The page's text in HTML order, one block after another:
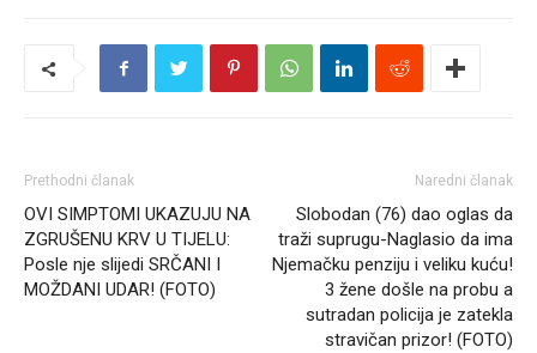
Prethodni članak
OVI SIMPTOMI UKAZUJU NA
ZGRUŠENU KRV U TIJELU:
Posle nje slijedi SRČANI I
MOŽDANI UDAR! (FOTO)
Naredni članak
Slobodan (76) dao oglas da
traži suprugu-Naglasio da ima
Njemačku penziju i veliku kuću!
3 žene došle na probu a
sutradan policija je zatekla
stravičan prizor! (FOTO)